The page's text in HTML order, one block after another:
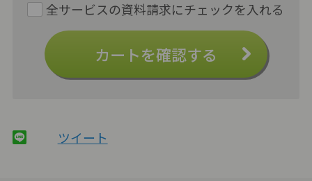
カートを確認する
ツイート